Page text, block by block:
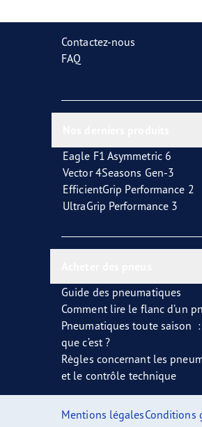
Contactez-nous
FAQ
Eagle F1 Asymmetric 6
Vector 4Seasons Gen-3
EfficientGrip Performance 2
UltraGrip Performance 3
Guide des pneumatiques
Comment lire le flanc d’un
Pneumatiques toute saison :
que c’est ?
Règles concernant les
et le contrôle technique
Mentions légalesConditions